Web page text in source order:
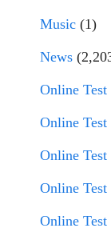
Music (1)
News
Online Test
Online Test
Online Test
Online Test
Online Test